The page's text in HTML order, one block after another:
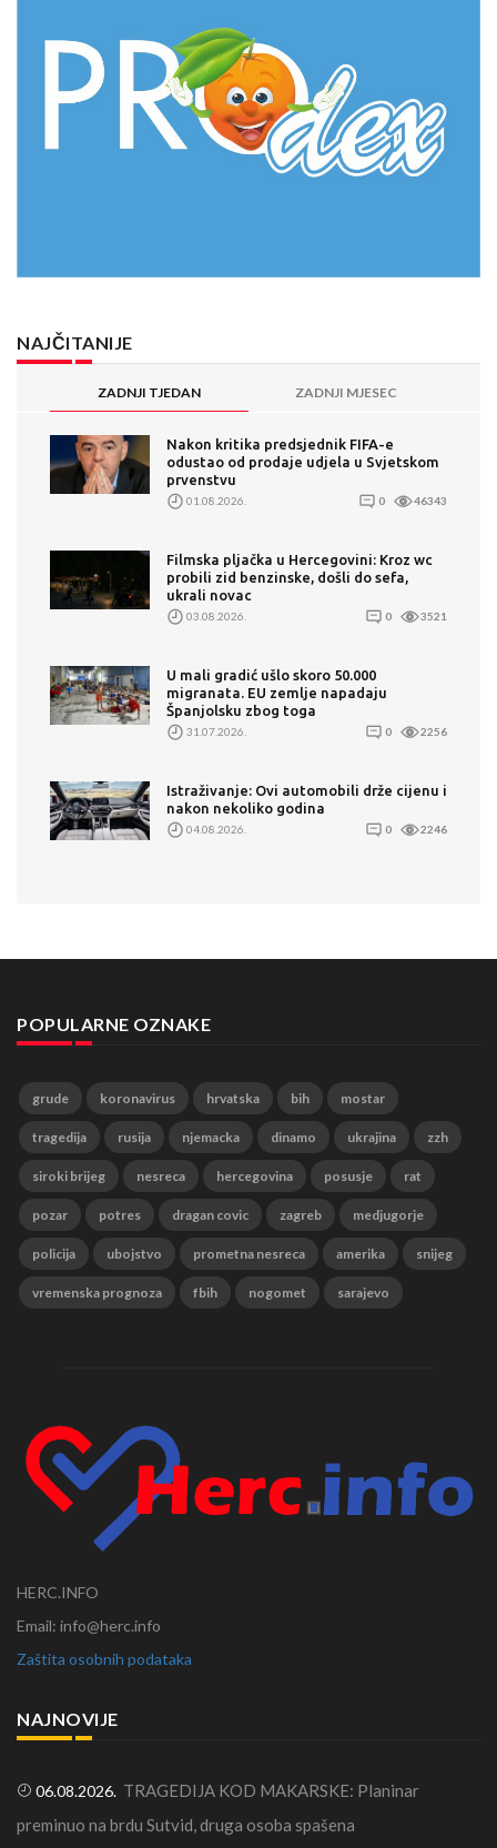
NAJČITANIJE
ZADNJI TJEDAN ZADNJI MJESEC
Nakon kritika predsjednik FIFA-e
odustao od prodaje udjela u Svjetskom
prvenstvu
01.08.2026. 0 46343
Filmska pljačka u Hercegovini: Kroz wc
probili zid benzinske, došli do sefa,
ukrali novac
03.08.2026. 0 3521
U mali gradić ušlo skoro 50.000
migranata. EU zemlje napadaju
Španjolsku zbog toga
31.07.2026. 0 2256
Istraživanje: Ovi automobili drže cijenu i
nakon nekoliko godina
04.08.2026. 0 2246
POPULARNE OZNAKE
grude koronavirus hrvatska bih mostar
tragedija rusija njemacka dinamo ukrajina zzh
siroki brijeg nesreca hercegovina posusje rat
pozar potres dragan covic zagreb medjugorje
policija ubojstvo prometna nesreca amerika snijeg
vremenska prognoza fbih nogomet sarajevo
HERC.INFO
Email: info@herc.info
Zaštita osobnih podataka
NAJNOVIJE
06.08.2026. TRAGEDIJA KOD MAKARSKE: Planinar
preminuo na brdu Sutvid, druga osoba spašena